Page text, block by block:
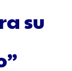
su